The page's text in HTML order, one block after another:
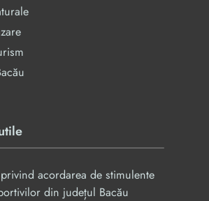
acordarea de stimulente
din județul Bacău